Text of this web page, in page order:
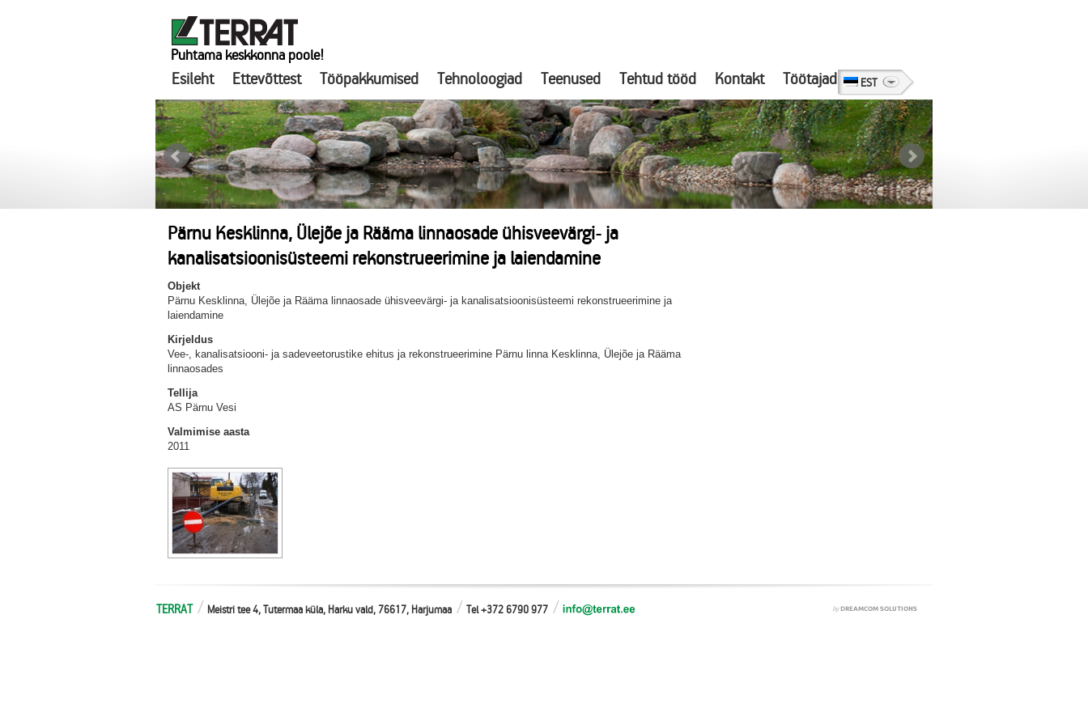
Puhtama keskkonna poole!
Esileht Ettevõttest Tööpakkumised Tehnoloogiad Teenused Tehtud tööd Kontakt Töötajad EST
Pärnu Kesklinna, Ülejõe ja Rääma linnaosade ühisveevärgi- ja
kanalisatsioonisüsteemi rekonstrueerimine ja laiendamine
Objekt
Pärnu Kesklinna, Ülejõe ja Rääma linnaosade ühisveevärgi- ja kanalisatsioonisüsteemi rekonstrueerimine ja
laiendamine
Kirjeldus
Vee-, kanalisatsiooni- ja sadeveetorustike ehitus ja rekonstrueerimine Pärnu linna Kesklinna, Ülejõe ja Rääma
linnaosades
Tellija
AS Pärnu Vesi
Valmimise aasta
2011
TERRAT Meistri tee 4, Tutermaa küla, Harku vald, 76617, Harjumaa Tel +372 6790 977